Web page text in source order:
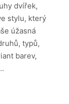
dvířek,
stylu, který
úžasná
typů,
barev,